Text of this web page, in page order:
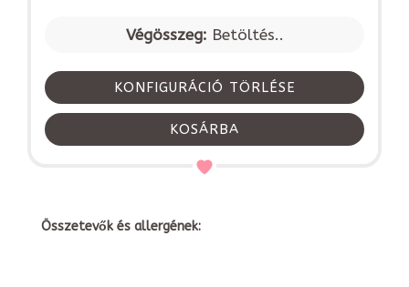
Végösszeg: Betöltés..
KONFIGURÁCIÓ TÖRLÉSE
KOSÁRBA
Összetevők és allergének: